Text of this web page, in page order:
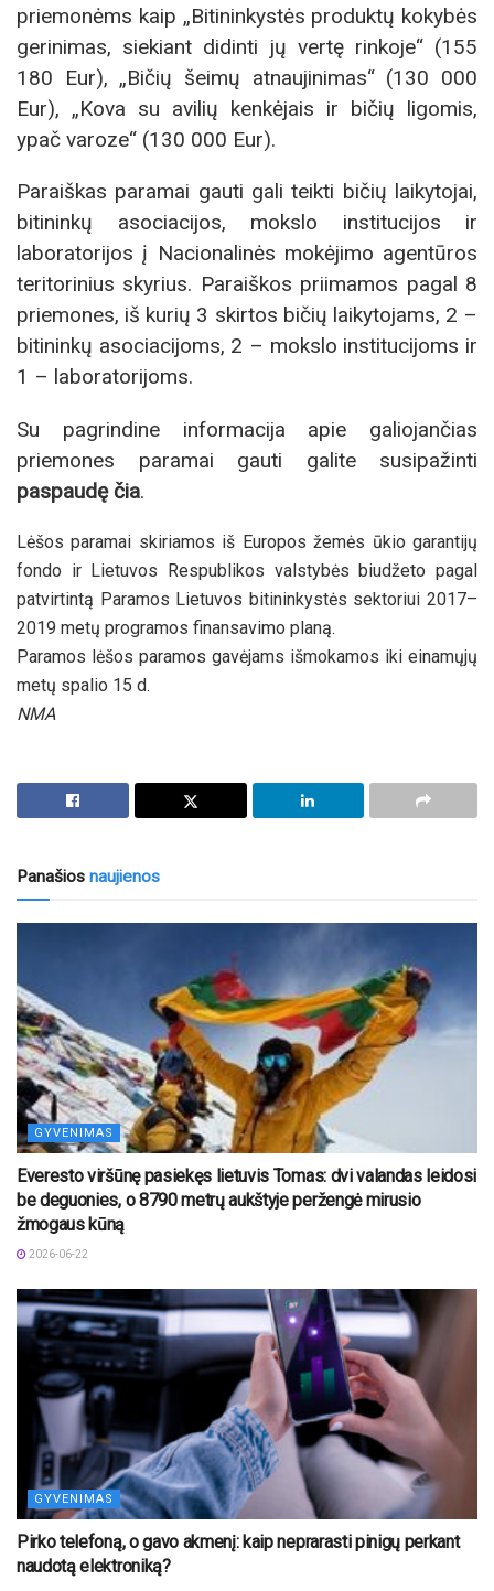
priemonėms kaip „Bitininkystės produktų kokybės
gerinimas, siekiant didinti jų vertę rinkoje“ (155
180 Eur), „Bičių šeimų atnaujinimas“ (130 000
Eur), „Kova su avilių kenkėjais ir bičių ligomis,
ypač varoze“ (130 000 Eur).
Paraiškas paramai gauti gali teikti bičių laikytojai,
bitininkų asociacijos, mokslo institucijos ir
laboratorijos į Nacionalinės mokėjimo agentūros
teritorinius skyrius. Paraiškos priimamos pagal 8
priemones, iš kurių 3 skirtos bičių laikytojams, 2 –
bitininkų asociacijoms, 2 – mokslo institucijoms ir
1 – laboratorijoms.
Su pagrindine informacija apie galiojančias
priemones paramai gauti galite susipažinti
paspaudę čia.
Lėšos paramai skiriamos iš Europos žemės ūkio garantijų
fondo ir Lietuvos Respublikos valstybės biudžeto pagal
patvirtintą Paramos Lietuvos bitininkystės sektoriui 2017–
2019 metų programos finansavimo planą.
Paramos lėšos paramos gavėjams išmokamos iki einamųjų
metų spalio 15 d.
NMA
Panašios naujienos
GYVENIMAS
Everesto viršūnę pasiekęs lietuvis Tomas: dvi valandas leidosi
be deguonies, o 8790 metrų aukštyje peržengė mirusio
žmogaus kūną
2026-06-22
GYVENIMAS
Pirko telefoną, o gavo akmenį: kaip neprarasti pinigų perkant
naudotą elektroniką?